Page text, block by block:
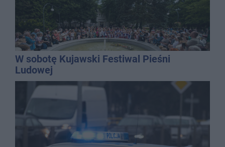
W sobotę Kujawski Festiwal Pieśni
Ludowej